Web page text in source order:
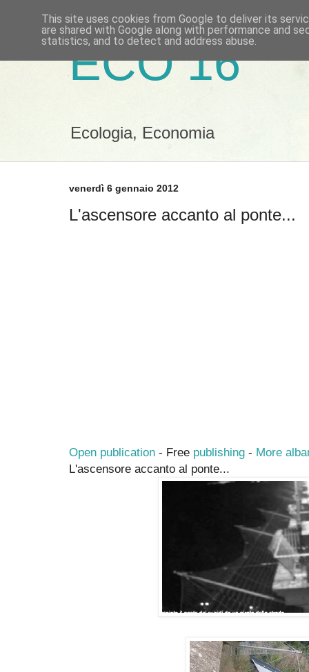
ECO 16
Ecologia, Economia
venerdì 6 gennaio 2012
L'ascensore accanto al ponte...
Open publication - Free publishing - More
L'ascensore accanto al ponte...
This site uses cookies from Google to deliver its
are shared with Google along with performance and
statistics, and to detect and address abuse.